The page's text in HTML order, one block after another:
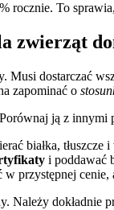
rocznie. To
zwierząt
dostarczać
zapominać o
ją z innymi
białka, tłuszcze
i poddawać
w przystępnej
Należy dokładnie